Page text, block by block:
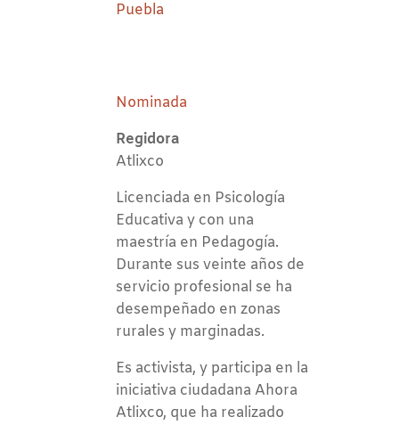
Puebla
Nominada
Regidora
Atlixco
Licenciada en Psicología
Educativa y con una
maestría en Pedagogía.
Durante sus veinte años de
servicio profesional se ha
desempeñado en zonas
rurales y marginadas.
Es activista, y participa en la
iniciativa ciudadana Ahora
Atlixco, que ha realizado